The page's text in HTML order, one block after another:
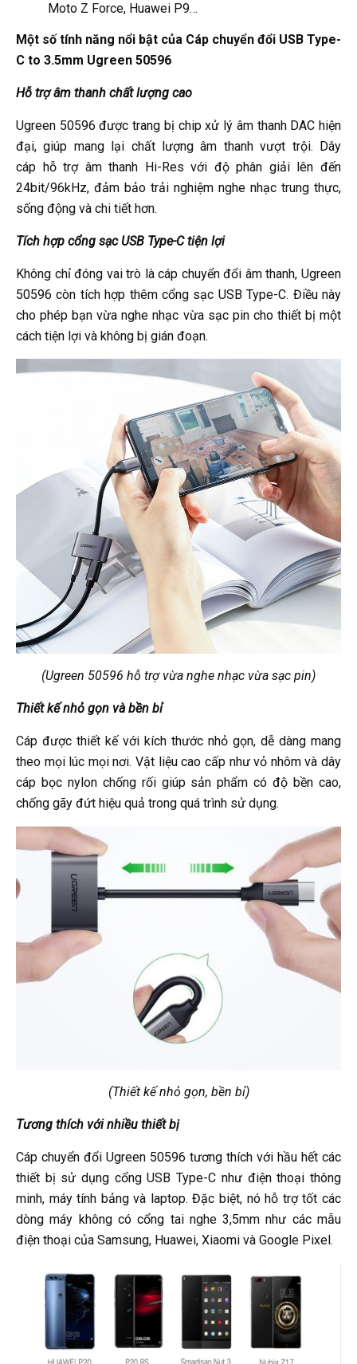
Moto Z Force, Huawei P9…
Một số tính năng nổi bật của Cáp chuyển đổi USB Type-
C to 3.5mm Ugreen 50596
Hỗ trợ âm thanh chất lượng cao
Ugreen 50596 được trang bị chip xử lý âm thanh DAC hiện
đại, giúp mang lại chất lượng âm thanh vượt trội. Dây
cáp hỗ trợ âm thanh Hi-Res với độ phân giải lên đến
24bit/96kHz, đảm bảo trải nghiệm nghe nhạc trung thực,
sống động và chi tiết hơn.
Tích hợp cổng sạc USB Type-C tiện lợi
Không chỉ đóng vai trò là cáp chuyển đổi âm thanh, Ugreen
50596 còn tích hợp thêm cổng sạc USB Type-C. Điều này
cho phép bạn vừa nghe nhạc vừa sạc pin cho thiết bị một
cách tiện lợi và không bị gián đoạn.
(Ugreen 50596 hỗ trợ vừa nghe nhạc vừa sạc pin)
Thiết kế nhỏ gọn và bền bỉ
Cáp được thiết kế với kích thước nhỏ gọn, dễ dàng mang
theo mọi lúc mọi nơi. Vật liệu cao cấp như vỏ nhôm và dây
cáp bọc nylon chống rối giúp sản phẩm có độ bền cao,
chống gãy đứt hiệu quả trong quá trình sử dụng.
(Thiết kế nhỏ gọn, bền bỉ)
Tương thích với nhiều thiết bị
Cáp chuyển đổi Ugreen 50596 tương thích với hầu hết các
thiết bị sử dụng cổng USB Type-C như điện thoại thông
minh, máy tính bảng và laptop. Đặc biệt, nó hỗ trợ tốt các
dòng máy không có cổng tai nghe 3,5mm như các mẫu
điện thoại của Samsung, Huawei, Xiaomi và Google Pixel.